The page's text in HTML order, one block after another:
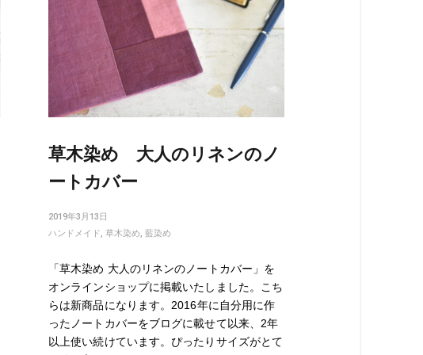
草木染め 大人のリネンのノ
ートカバー
2019年3月13日
ハンドメイド, 草木染め, 藍染め
「草木染め 大人のリネンのノートカバー」を
オンラインショップに掲載いたしました。こち
らは新商品になります。2016年に自分用に作
ったノートカバーをブログに載せて以来、2年
以上使い続けています。ぴったりサイズがとて